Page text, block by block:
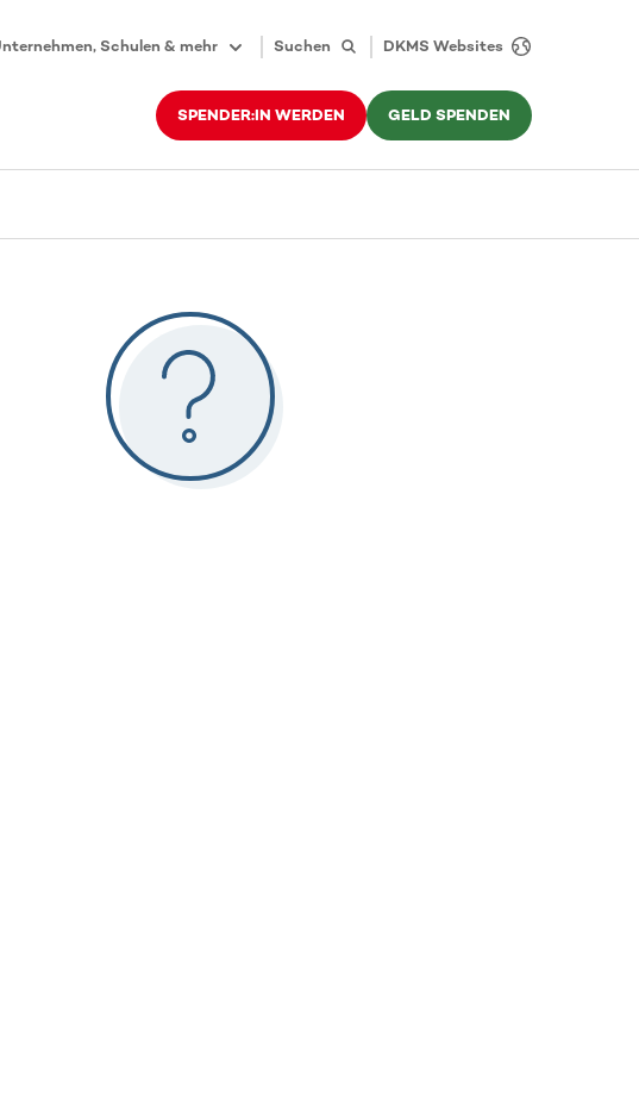
Schulen & mehr Suchen DKMS Websites
SPENDER:IN WERDEN GELD SPENDEN